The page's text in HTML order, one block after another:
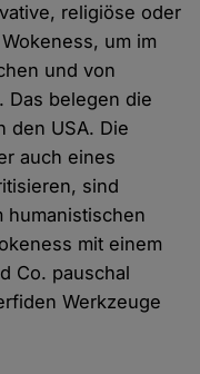
religiöse oder
um im
und von
Das belegen die
den USA. Die
auch eines
sind
humanistischen
mit einem
Co. pauschal
Werkzeuge